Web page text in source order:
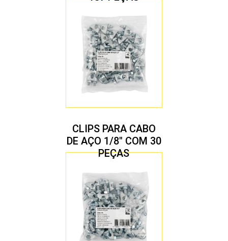
CLIPS PARA CABO
DE AÇO 1/8″ COM 30
PEÇAS